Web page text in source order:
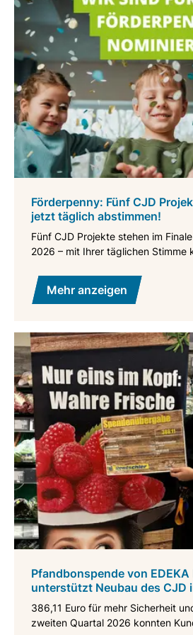
Förderpenny: Fünf CJD
jetzt täglich abstimmen!
Fünf CJD Projekte stehen im
2026 – mit Ihrer täglichen Stimme
Mehr anzeigen
Pfandbonspende von
unterstützt Neubau des CJD
386,11 Euro für mehr Sicherheit
zweiten Quartal 2026 konnten